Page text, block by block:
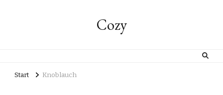
Cozy
Start Knoblauch